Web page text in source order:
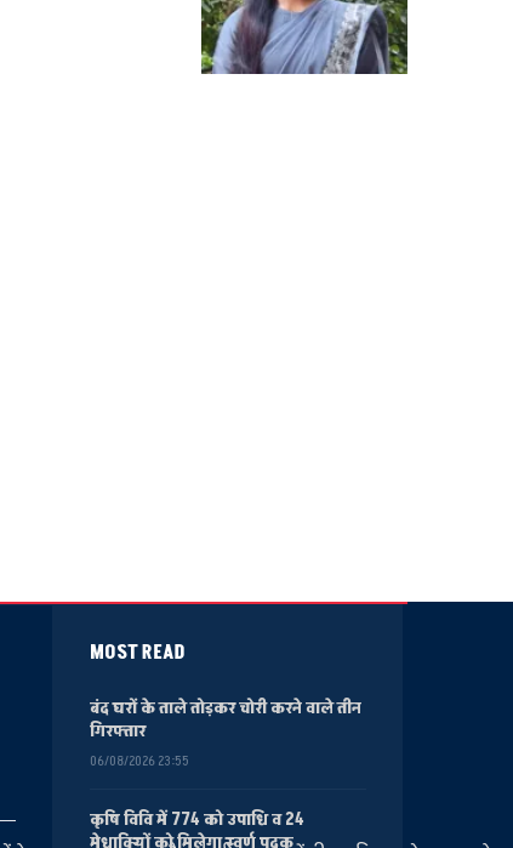
MOST READ
बंद घरों के ताले तोड़कर चोरी करने वाले तीन
गिरफ्तार
06/08/2026 23:55
कृषि विवि में 774 को उपाधि व 24
मेधावियों को मिलेगा स्वर्ण पदक